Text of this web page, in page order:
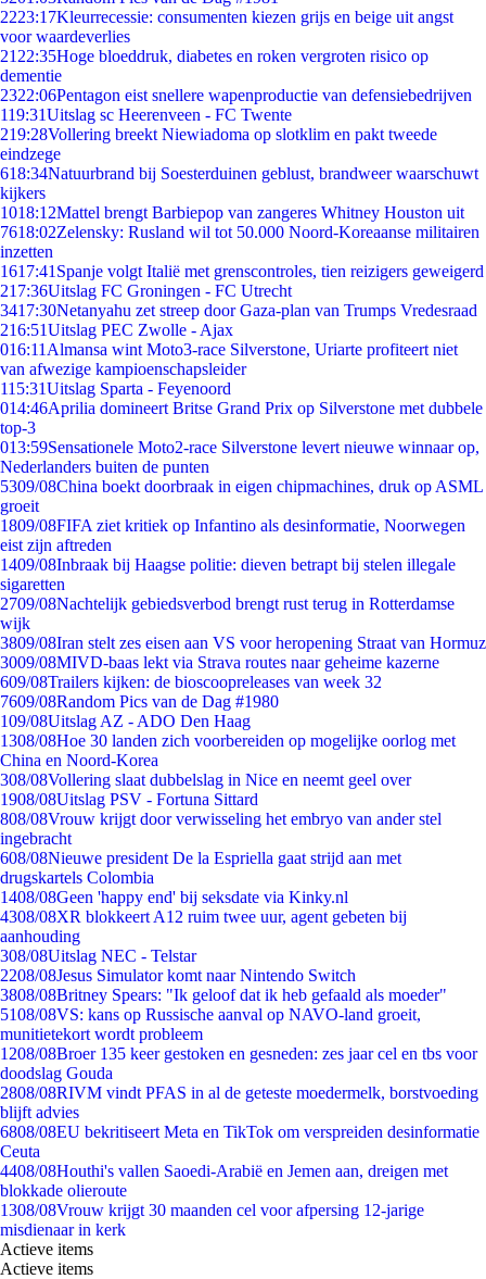
2223:17Kleurrecessie: consumenten kiezen grijs en beige uit angst
voor waardeverlies
21 22:35Hoge bloeddruk, diabetes en roken vergroten risico op
dementie
2322:06Pentagon eist snellere wapenproductie van defensiebedrijven
119:31Uitslag sc Heerenveen - FC Twente
219:28Vollering breekt Niewiadoma op slotklim en pakt tweede
eindzege
618:34Natuurbrand bij Soesterduinen geblust, brandweer waarschuwt
kijkers
1018:12Mattel brengt Barbiepop van zangeres Whitney Houston uit
7618:02Zelensky: Rusland wil tot 50.000 Noord-Koreaanse militairen
inzetten
1617:41 Spanje volgt Italië met grenscontroles, tien reizigers geweigerd
217:36Uitslag FC Groningen - FC Utrecht
3417:30Netanyahu zet streep door Gaza-plan van Trumps Vredesraad
216:51Uitslag PEC Zwolle - Ajax
016:11 Almansa wint Moto3-race Silverstone, Uriarte profiteert niet
van afwezige kampioenschapsleider
115:31Uitslag Sparta - Feyenoord
014:46Aprilia domineert Britse Grand Prix op Silverstone met dubbele
top-3
013:59Sensationele Moto2-race Silverstone levert nieuwe winnaar op,
Nederlanders buiten de punten
5309/08China boekt doorbraak in eigen chipmachines, druk op ASML
groeit
1809/08FIFA ziet kritiek op Infantino als desinformatie, Noorwegen
eist zijn aftreden
1409/08Inbraak bij Haagse politie: dieven betrapt bij stelen illegale
sigaretten
2709/08Nachtelijk gebiedsverbod brengt rust terug in Rotterdamse
wijk
3809/08Iran stelt zes eisen aan VS voor heropening Straat van Hormuz
3009/08MIVD-baas lekt via Strava routes naar geheime kazerne
609/08Trailers kijken: de bioscoopreleases van week 32
7609/08Random Pics van de Dag #1980
109/08Uitslag AZ - ADO Den Haag
1308/08Hoe 30 landen zich voorbereiden op mogelijke oorlog met
China en Noord-Korea
308/08Vollering slaat dubbelslag in Nice en neemt geel over
1908/08Uitslag PSV - Fortuna Sittard
808/08Vrouw krijgt door verwisseling het embryo van ander stel
ingebracht
608/08Nieuwe president De la Espriella gaat strijd aan met
drugskartels Colombia
1408/08Geen 'happy end' bij seksdate via Kinky.nl
4308/08XR blokkeert A12 ruim twee uur, agent gebeten bij
aanhouding
308/08Uitslag NEC - Telstar
2208/08Jesus Simulator komt naar Nintendo Switch
3808/08Britney Spears: "Ik geloof dat ik heb gefaald als moeder"
5108/08VS: kans op Russische aanval op NAVO-land groeit,
munitietekort wordt probleem
1208/08Broer 135 keer gestoken en gesneden: zes jaar cel en tbs voor
doodslag Gouda
2808/08RIVM vindt PFAS in al de geteste moedermelk, borstvoeding
blijft advies
6808/08EU bekritiseert Meta en TikTok om verspreiden desinformatie
Ceuta
4408/08Houthi's vallen Saoedi-Arabië en Jemen aan, dreigen met
blokkade olieroute
1308/08Vrouw krijgt 30 maanden cel voor afpersing 12-jarige
misdienaar in kerk
Actieve items
Actieve items